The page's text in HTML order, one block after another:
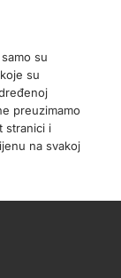
su
su
preuzimamo
stranici i
na svakoj